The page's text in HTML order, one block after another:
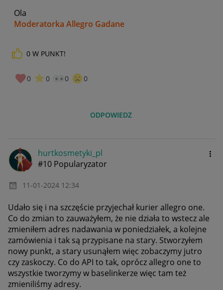
Ola
Moderatorka Allegro Gadane
0 W PUNKT!
0 0 0 0
ODPOWIEDZ
hurtkosmetyki_pl
#10 Popularyzator
‎11-01-2024 12:34
Udało się i na szczęście przyjechał kurier allegro one.
Co do zmian to zauważyłem, że nie działa to wstecz ale
zmieniłem adres nadawania w poniedziałek, a kolejne
zamówienia i tak są przypisane na stary. Stworzyłem
nowy punkt, a stary usunąłem więc zobaczymy jutro
czy zaskoczy. Co do API to tak, oprócz allegro one to
wszystkie tworzymy w baselinkerze więc tam też
zmieniliśmy adresy.